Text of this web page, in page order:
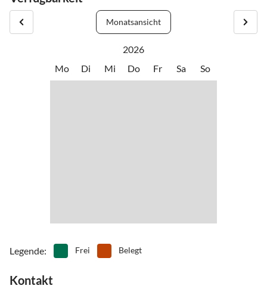
Spielplatz
• Wale beobachten
• Wandern • Wassersport
•
Windsurfen Zelten
Autozug DB-Syltshuttle
Personenzug NOB (Nord-Ostseebahn)
Monatsansicht
2026
Mo
Di Mi Do Fr Sa So
Legende: Frei Belegt
Kontakt